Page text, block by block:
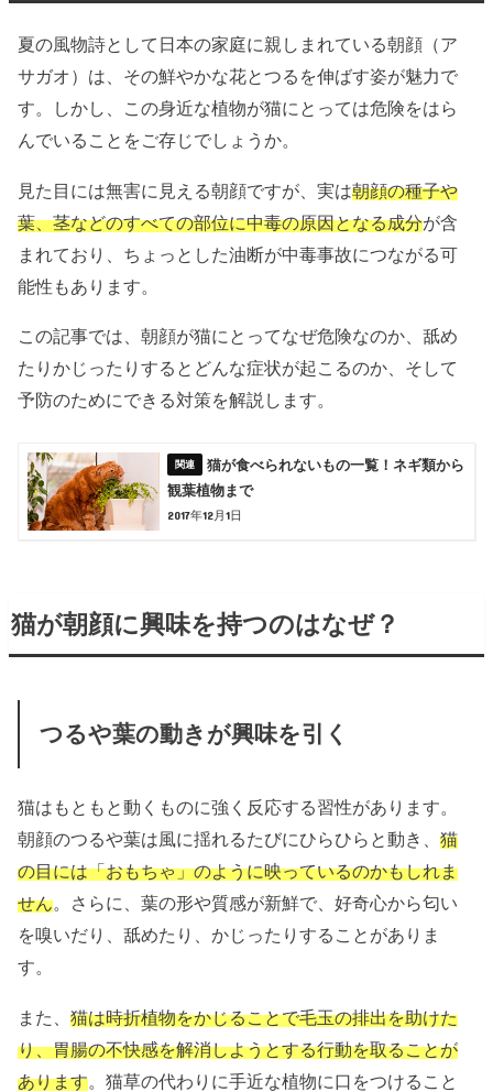
夏の風物詩として日本の家庭に親しまれている朝顔（ア
サガオ）は、その鮮やかな花とつるを伸ばす姿が魅力で
す。しかし、この身近な植物が猫にとっては危険をはら
んでいることをご存じでしょうか。
見た目には無害に見える朝顔ですが、実は朝顔の種子や
葉、茎などのすべての部位に中毒の原因となる成分が含
まれており、ちょっとした油断が中毒事故につながる可
能性もあります。
この記事では、朝顔が猫にとってなぜ危険なのか、舐め
たりかじったりするとどんな症状が起こるのか、そして
予防のためにできる対策を解説します。
猫が食べられないもの一覧！ネギ類から
観葉植物まで
2017年12月1日
猫が朝顔に興味を持つのはなぜ？
つるや葉の動きが興味を引く
猫はもともと動くものに強く反応する習性があります。
朝顔のつるや葉は風に揺れるたびにひらひらと動き、猫
の目には「おもちゃ」のように映っているのかもしれま
せん。さらに、葉の形や質感が新鮮で、好奇心から匂い
を嗅いだり、舐めたり、かじったりすることがありま
す。
また、猫は時折植物をかじることで毛玉の排出を助けた
り、胃腸の不快感を解消しようとする行動を取ることが
あります。猫草の代わりに手近な植物に口をつけること